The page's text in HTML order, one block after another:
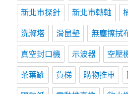
新北市探針 新北市轉軸
洗滌塔 滑鼠墊 無塵擦拭
真空封口機 示波器 空壓
茶葉罐 貨梯 購物推車